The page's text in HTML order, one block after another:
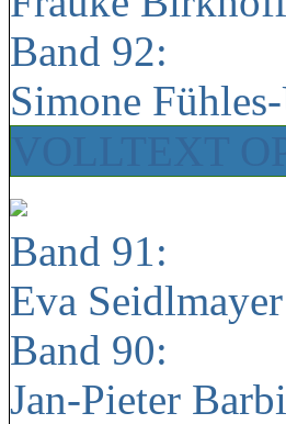
Band 92:
Simone
Band 91:
Eva
Band 90:
Jan-Pieter